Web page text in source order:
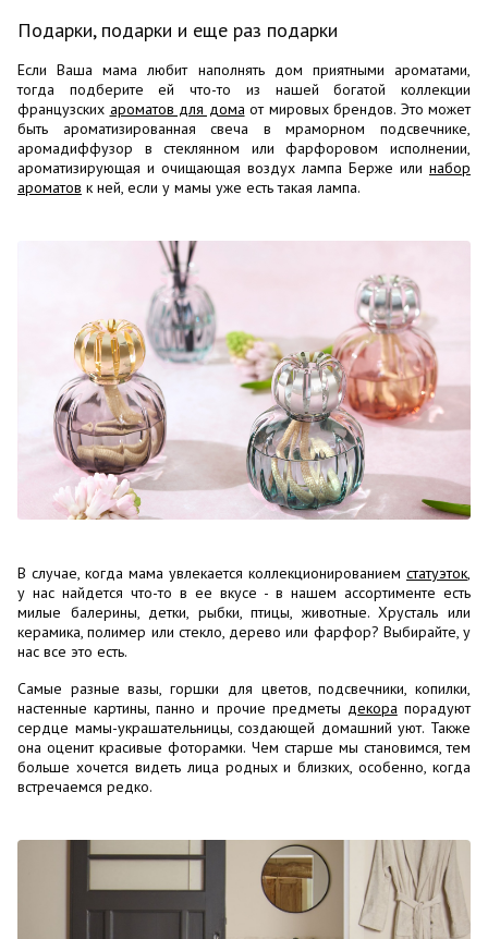
Подарки, подарки и еще раз подарки
Если Ваша мама любит наполнять дом приятными ароматами,
тогда подберите ей что-то из нашей богатой коллекции
французских ароматов для дома от мировых брендов. Это может
быть ароматизированная свеча в мраморном подсвечнике,
аромадиффузор в стеклянном или фарфоровом исполнении,
ароматизирующая и очищающая воздух лампа Берже или набор
ароматов к ней, если у мамы уже есть такая лампа.
В случае, когда мама увлекается коллекционированием статуэток,
у нас найдется что-то в ее вкусе - в нашем ассортименте есть
милые балерины, детки, рыбки, птицы, животные. Хрусталь или
керамика, полимер или стекло, дерево или фарфор? Выбирайте, у
нас все это есть.
Самые разные вазы, горшки для цветов, подсвечники, копилки,
настенные картины, панно и прочие предметы декора порадуют
сердце мамы-украшательницы, создающей домашний уют. Также
она оценит красивые фоторамки. Чем старше мы становимся, тем
больше хочется видеть лица родных и близких, особенно, когда
встречаемся редко.